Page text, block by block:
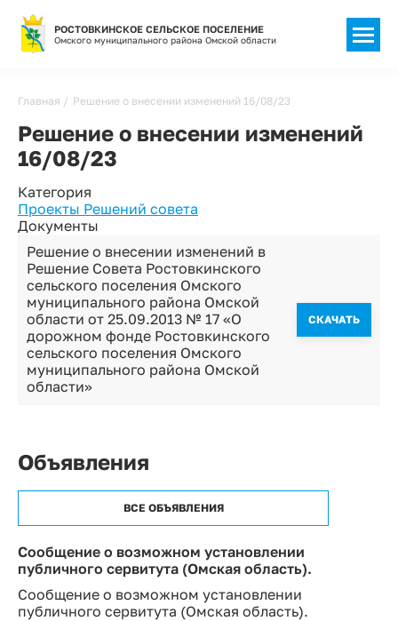
РОСТОВКИНСКОЕ СЕЛЬСКОЕ ПОСЕЛЕНИЕ
Омского муниципального района Омской области
Строка
навигации
Главная Решение о внесении изменений 16/08/23
Решение о внесении изменений
16/08/23
Категория
Проекты Решений совета
Документы
Решение о внесении изменений в
Решение Совета Ростовкинского
сельского поселения Омского
муниципального района Омской
области от 25.09.2013 № 17 «О
дорожном фонде Ростовкинского
сельского поселения Омского
муниципального района Омской
области»
CКАЧАТЬ
Объявления
ВСЕ ОБЪЯВЛЕНИЯ
Сообщение о возможном установлении
публичного сервитута (Омская область).
Сообщение о возможном установлении
публичного сервитута (Омская область).